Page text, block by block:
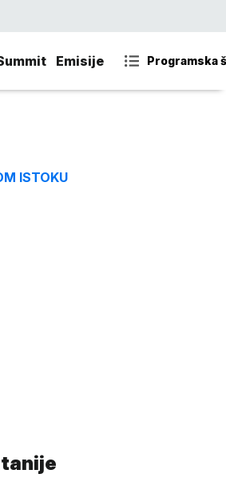
Emisije Programska
ISTOKU